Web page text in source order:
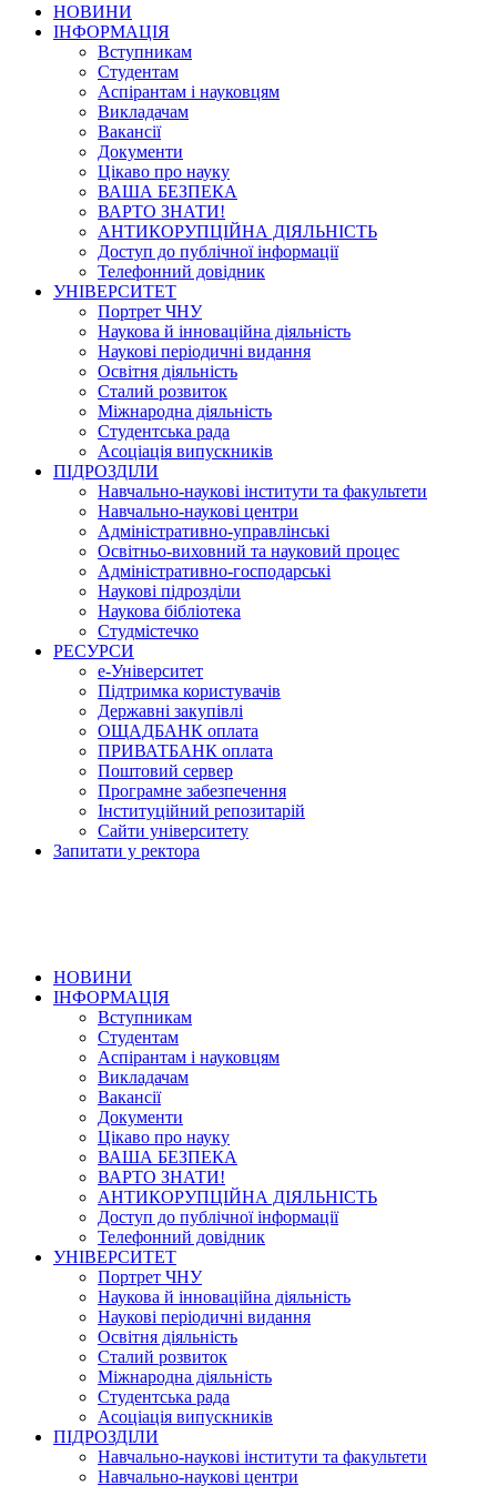
НОВИНИ
ІНФОРМАЦІЯ
Вступникам
Студентам
Аспірантам і науковцям
Викладачам
Вакансії
Документи
Цікаво про науку
ВАША БЕЗПЕКА
ВАРТО ЗНАТИ!
АНТИКОРУПЦІЙНА ДІЯЛЬНІСТЬ
Доступ до публічної інформації
Телефонний довідник
УНІВЕРСИТЕТ
Портрет ЧНУ
Наукова й інноваційна діяльність
Наукові періодичні видання
Освітня діяльність
Сталий розвиток
Міжнародна діяльність
Студентська рада
Асоціація випускників
ПІДРОЗДІЛИ
Навчально-наукові інститути та факультети
Навчально-наукові центри
Адміністративно-управлінські
Освітньо-виховний та науковий процес
Адміністративно-господарські
Наукові підрозділи
Наукова бібліотека
Студмістечко
РЕСУРСИ
е-Університет
Підтримка користувачів
Державні закупівлі
ОЩАДБАНК оплата
ПРИВАТБАНК оплата
Поштовий сервер
Програмне забезпечення
Інституційний репозитарій
Сайти університету
Запитати у ректора
НОВИНИ
ІНФОРМАЦІЯ
Вступникам
Студентам
Аспірантам і науковцям
Викладачам
Вакансії
Документи
Цікаво про науку
ВАША БЕЗПЕКА
ВАРТО ЗНАТИ!
АНТИКОРУПЦІЙНА ДІЯЛЬНІСТЬ
Доступ до публічної інформації
Телефонний довідник
УНІВЕРСИТЕТ
Портрет ЧНУ
Наукова й інноваційна діяльність
Наукові періодичні видання
Освітня діяльність
Сталий розвиток
Міжнародна діяльність
Студентська рада
Асоціація випускників
ПІДРОЗДІЛИ
Навчально-наукові інститути та факультети
Навчально-наукові центри